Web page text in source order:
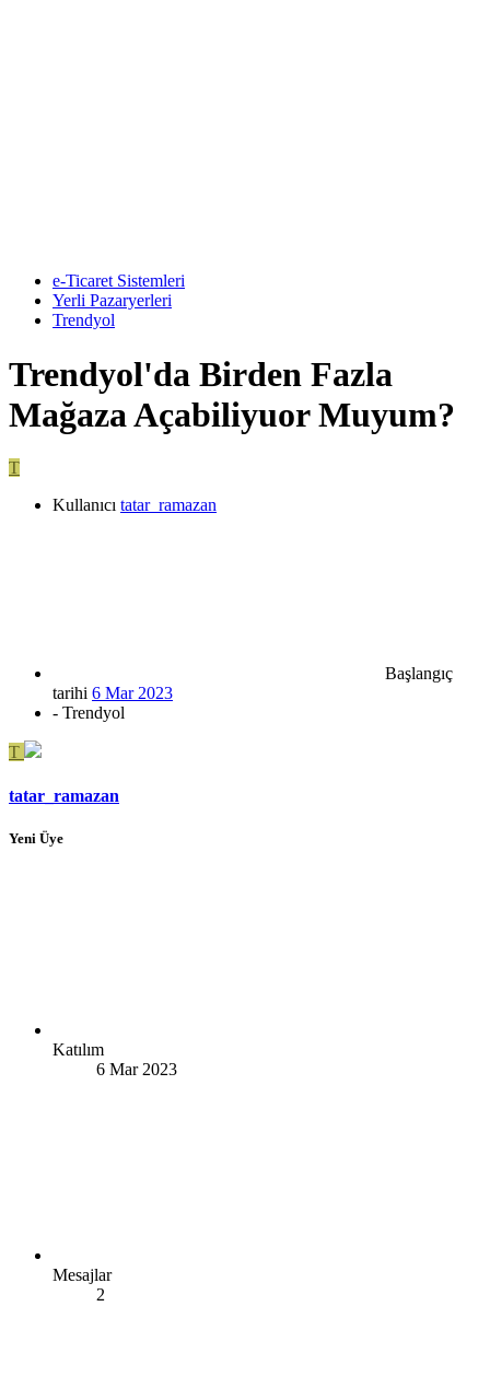
e-Ticaret Sistemleri
Yerli Pazaryerleri
Trendyol
Trendyol'da Birden Fazla
Mağaza Açabiliyuor Muyum?
T
Kullanıcı tatar_ramazan
Başlangıç
tarihi 6 Mar 2023
- Trendyol
T
tatar_ramazan
Yeni Üye
Katılım
6 Mar 2023
Mesajlar
2